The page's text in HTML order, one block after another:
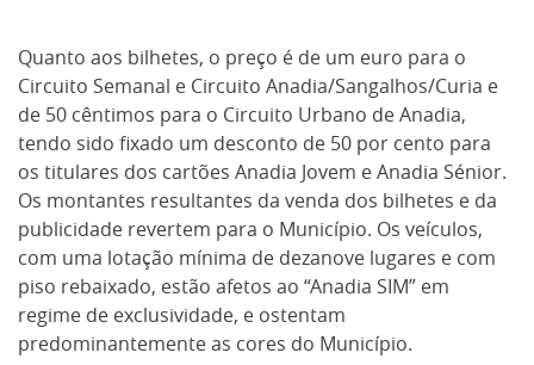
Quanto aos bilhetes, o preço é de um euro para o
Circuito Semanal e Circuito Anadia/Sangalhos/Curia e
de 50 cêntimos para o Circuito Urbano de Anadia,
tendo sido fixado um desconto de 50 por cento para
os titulares dos cartões Anadia Jovem e Anadia Sénior.
Os montantes resultantes da venda dos bilhetes e da
publicidade revertem para o Município. Os veículos,
com uma lotação mínima de dezanove lugares e com
piso rebaixado, estão afetos ao “Anadia SIM” em
regime de exclusividade, e ostentam
predominantemente as cores do Município.